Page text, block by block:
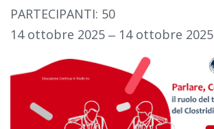
PARTECIPANTI: 50
14 ottobre 2025 ‒ 14 ottobre 2025